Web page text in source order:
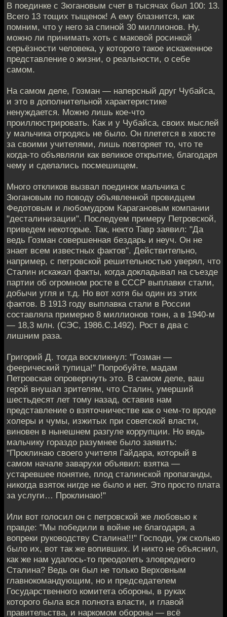
В поединке с Зюгановым счет в тысячах был 100: 13.
Всего 13 тощих тыщенок! А ему блазнится, как
помним, что у него за спиной 30 миллионов. Ну,
можно ли принимать хоть с маковой росинкой
серьёзности человека, у которого такое искаженное
представление о жизни, о реальности, о себе
самом.
На самом деле, Гозман — наперсный друг Чубайса,
и это в дополнительной характеристике
ненуждается. Можно лишь кое-что
проиллюстрировать. Как и у Чубайса, своих мыслей
у мальчика отродясь не было. Он плетется в хвосте
за своими учителями, лишь повторяет то, что те
когда-то объявляли как великое открытие, благодаря
чему и сделались посмешищем.
Много откликов вызвал поединок мальчика с
Зюгановым по поводу объявленной провидцем
Федотовым и любомудром Карагановым компании
"десталинизации". Последуем примеру Петровской,
приведем некоторые. Так, некто Тавр заявил: "Да
ведь Гозман совершенная бездарь и неуч. Он не
знает всем известных фактов". Действительно,
например, с петровской решительностью уверял, что
Сталин искажал факты, когда докладывал на съезде
партии об огромном росте в СССР выплавки стали,
добычи угля и т.д. Но вот хотя бы один из этих
фактов. В 1913 году выплавка стали в России
составляла примерно 8 миллионов тонн, а в 1940-м
— 18,3 млн. (СЭС, 1986.С.1492). Рост в два с
лишним раза.
Григорий Д. тогда воскликнул: "Гозман —
феерический тупица!" Попробуйте, мадам
Петровская опровергнуть это. В самом деле, ваш
герой внушал зрителям, что Сталин, умерший
шестьдесят лет тому назад, оставив нам
представление о взяточничестве как о чем-то вроде
холеры и чумы, изжитых при советской власти,
виновен в нынешнем разгуле коррупции. Но ведь
мальчику гораздо разумнее было заявить:
"Проклинаю своего учителя Гайдара, который в
самом начале заварухи объявил: взятка —
устаревшее понятие, плод сталинской пропаганды,
никогда взяток нигде не было и нет. Это просто плата
за услуги… Проклинаю!"
Или вот голосил он с петровской же любовью к
правде: "Мы победили в войне не благодаря, а
вопреки руководству Сталина!!!" Господи, уж сколько
было их, вот так же вопивших. И никто не объяснил,
как же нам удалось-то преодолеть зловредного
Сталина? Ведь он был не только Верховным
главнокомандующим, но и председателем
Государственного комитета обороны, в руках
которого была вся полнота власти, и главой
правительства, и наркомом обороны — всё